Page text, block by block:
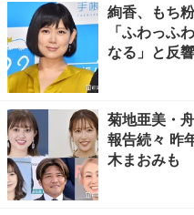
絢香、もち
「ふわっふ
なる」と反響
菊地亜美・
報告続々 昨
木まおみも